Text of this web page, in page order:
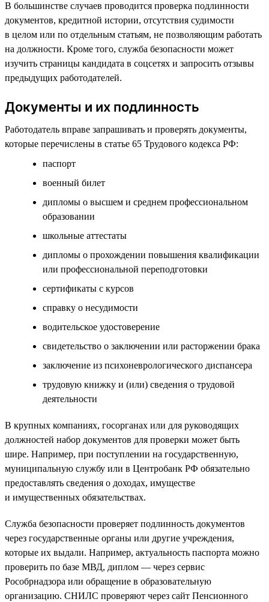
В большинстве случаев проводится проверка подлинности
документов, кредитной истории, отсутствия судимости
в целом или по отдельным статьям, не позволяющим работать
на должности. Кроме того, служба безопасности может
изучить страницы кандидата в соцсетях и запросить отзывы
предыдущих работодателей.
Документы и их подлинность
Работодатель вправе запрашивать и проверять документы,
которые перечислены в статье 65 Трудового кодекса РФ:
паспорт
военный билет
дипломы о высшем и среднем профессиональном
образовании
школьные аттестаты
дипломы о прохождении повышения квалификации
или профессиональной переподготовки
сертификаты с курсов
справку о несудимости
водительское удостоверение
свидетельство о заключении или расторжении брака
заключение из психоневрологического диспансера
трудовую книжку и (или) сведения о трудовой
деятельности
В крупных компаниях, госорганах или для руководящих
должностей набор документов для проверки может быть
шире. Например, при поступлении на государственную,
муниципальную службу или в Центробанк РФ обязательно
предоставлять сведения о доходах, имуществе
и имущественных обязательствах.
Служба безопасности проверяет подлинность документов
через государственные органы или другие учреждения,
которые их выдали. Например, актуальность паспорта можно
проверить по базе МВД, диплом — через сервис
Рособрнадзора или обращение в образовательную
организацию. СНИЛС проверяют через сайт Пенсионного